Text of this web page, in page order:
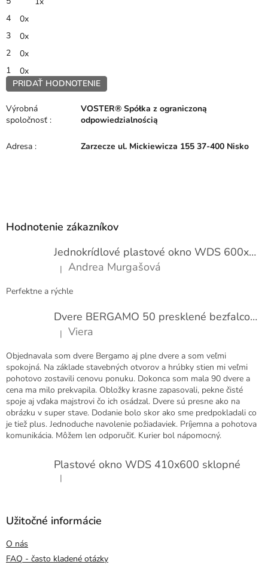
4
0x
3
0x
2
0x
1
0x
PRIDAŤ HODNOTENIE
V
ý
p
s
h
e
n
Výrobná
spoločnosť :
VOSTER® Spółka z ograniczoną
odpowiedzialnością
Adresa : Zarzecze ul. Mickiewicza 155 37-400 Nisko
Hodnotenie zákazníkov
Jednokrídlové plastové okno WDS 600x1000
Hodnotenie produktu je 5 z 5 hviezdičiek.
| Andrea Murgašová
Perfektne a rýchle
Dvere BERGAMO 50 presklené bezfalcové EXTRA
Hodnotenie produktu je 5 z 5 hviezdičiek.
| Viera
Objednavala som dvere Bergamo aj plne dvere a som veľmi
spokojná. Na základe stavebných otvorov a hrúbky stien mi veľmi
pohotovo zostavili cenovu ponuku. Dokonca som mala 90 dvere a
cena ma milo prekvapila. Obložky krasne zapasovali, pekne čisté
spoje aj vďaka majstrovi čo ich osádzal. Dvere sú presne ako na
obrázku v super stave. Dodanie bolo skor ako sme predpokladali co
je tiež plus. Jednoduche navolenie požiadaviek. Príjemna a pohotova
komunikácia. Môžem len odporučiť. Kurier bol nápomocný.
Plastové okno WDS 410x600 sklopné
Hodnotenie produktu je 5 z 5 hviezdičiek.
|
Užitočné informácie
O nás
FAQ - často kladené otázky